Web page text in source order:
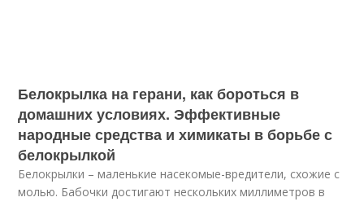
Белокрылка на герани, как бороться в
домашних условиях. Эффективные
народные средства и химикаты в борьбе с
белокрылкой
Белокрылки – маленькие насекомые-вредители, схожие с
молью. Бабочки достигают нескольких миллиметров в